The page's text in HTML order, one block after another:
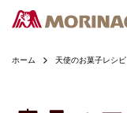
ホーム 天使のお菓子レシピ